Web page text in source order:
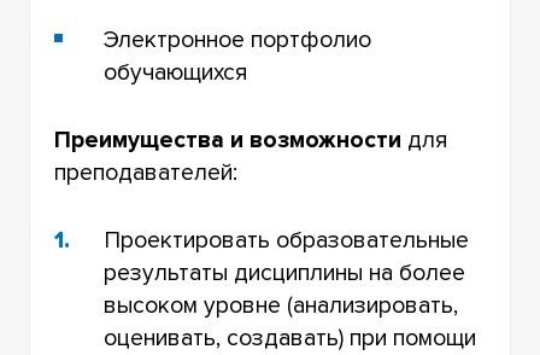
Электронное портфолио
обучающихся
Преимущества и возможности для
преподавателей:
Проектировать образовательные
результаты дисциплины на более
высоком уровне (анализировать,
оценивать, создавать) при помощи